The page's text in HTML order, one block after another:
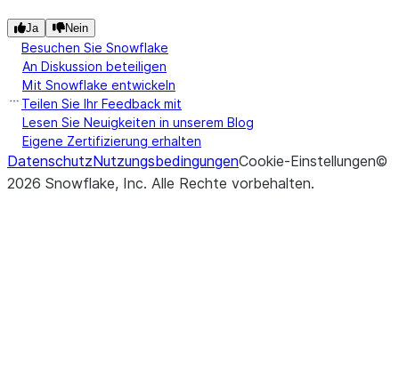
Ja Nein
Besuchen Sie Snowflake
An Diskussion beteiligen
Mit Snowflake entwickeln
Teilen Sie Ihr Feedback mit
Lesen Sie Neuigkeiten in unserem Blog
Eigene Zertifizierung erhalten
DatenschutzNutzungsbedingungenCookie-Einstellungen©
2026 Snowflake, Inc. Alle Rechte vorbehalten.